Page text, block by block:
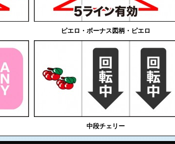
ピエロ・ボーナス図柄・ピエロ
中段チェリー